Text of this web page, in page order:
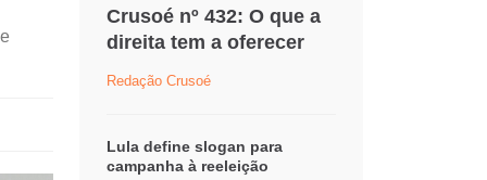
Crusoé nº 432: O que a
direita tem a oferecer
Redação Crusoé
Lula define slogan para
campanha à reeleição